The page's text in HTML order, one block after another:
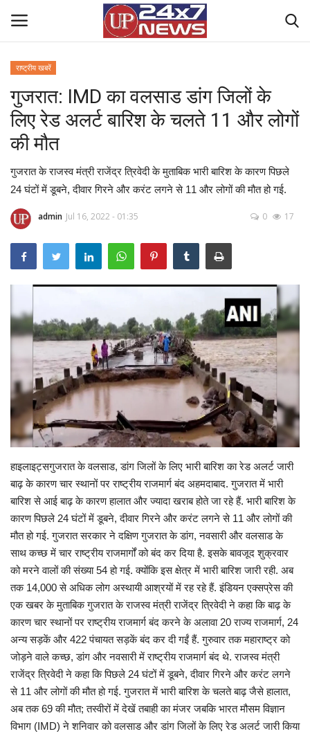
Home
Contact Us
राष्ट्रीय खबरें
उत्तर प्रदेश
क्राइम
Gallery
क्रिकेट
अजब गज़ब
टीवी
करियर
राष्ट्रीय खबरें
गुजरात: IMD का वलसाड डांग जिलों के
लिए रेड अलर्ट बारिश के चलते 11 और लोगों
की मौत
गुजरात के राजस्व मंत्री राजेंद्र त्रिवेदी के मुताबिक भारी बारिश के कारण पिछले
24 घंटों में डूबने, दीवार गिरने और करंट लगने से 11 और लोगों की मौत हो गई.
admin Jul 16, 2022 - 01:35 0 17
हाइलाइट्सगुजरात के वलसाड, डांग जिलों के लिए भारी बारिश का रेड अलर्ट जारी
बाढ़ के कारण चार स्थानों पर राष्ट्रीय राजमार्ग बंद अहमदाबाद. गुजरात में भारी
बारिश से आई बाढ़ के कारण हालात और ज्यादा खराब होते जा रहे हैं. भारी बारिश के
कारण पिछले 24 घंटों में डूबने, दीवार गिरने और करंट लगने से 11 और लोगों की
मौत हो गई. गुजरात सरकार ने दक्षिण गुजरात के डांग, नवसारी और वलसाड के
साथ कच्छ में चार राष्ट्रीय राजमार्गों को बंद कर दिया है. इसके बावजूद शुक्रवार
को मरने वालों की संख्या 54 हो गई. क्योंकि इस क्षेत्र में भारी बारिश जारी रही. अब
तक 14,000 से अधिक लोग अस्थायी आश्रयों में रह रहे हैं. इंडियन एक्सप्रेस की
एक खबर के मुताबिक गुजरात के राजस्व मंत्री राजेंद्र त्रिवेदी ने कहा कि बाढ़ के
कारण चार स्थानों पर राष्ट्रीय राजमार्ग बंद करने के अलावा 20 राज्य राजमार्ग, 24
अन्य सड़कें और 422 पंचायत सड़कें बंद कर दी गईं हैं. गुरुवार तक महाराष्ट्र को
जोड़ने वाले कच्छ, डांग और नवसारी में राष्ट्रीय राजमार्ग बंद थे. राजस्व मंत्री
राजेंद्र त्रिवेदी ने कहा कि पिछले 24 घंटों में डूबने, दीवार गिरने और करंट लगने
से 11 और लोगों की मौत हो गई. गुजरात में भारी बारिश के चलते बाढ़ जैसे हालात,
अब तक 69 की मौत; तस्वीरों में देखें तबाही का मंजर जबकि भारत मौसम विज्ञान
विभाग (IMD) ने शनिवार को वलसाड और डांग जिलों के लिए रेड अलर्ट जारी किया